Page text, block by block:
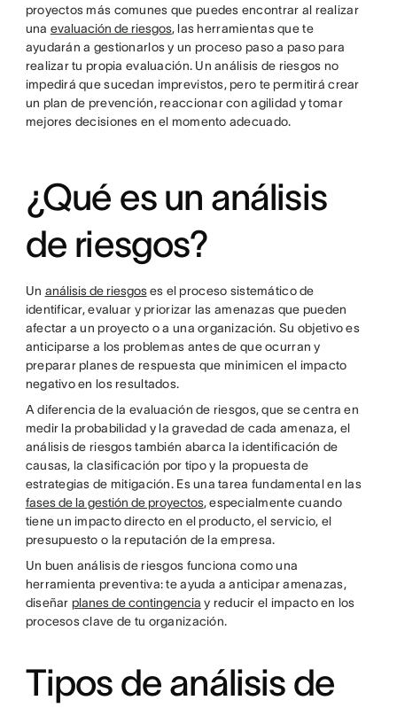
proyectos más comunes que puedes encontrar al realizar
una evaluación de riesgos, las herramientas que te
ayudarán a gestionarlos y un proceso paso a paso para
realizar tu propia evaluación. Un análisis de riesgos no
impedirá que sucedan imprevistos, pero te permitirá crear
un plan de prevención, reaccionar con agilidad y tomar
mejores decisiones en el momento adecuado.
¿Qué es un análisis
de riesgos?
Un análisis de riesgoses el proceso sistemático de
identificar, evaluar y priorizar las amenazas que pueden
afectar a un proyecto o a una organización. Su objetivo es
anticiparse a los problemas antes de que ocurran y
preparar planes de respuesta que minimicen el impacto
negativo en los resultados.
A diferencia de la evaluación de riesgos, que se centra en
medir la probabilidad y la gravedad de cada amenaza, el
análisis de riesgos también abarca la identificación de
causas, la clasificación por tipo y la propuesta de
estrategias de mitigación. Es una tarea fundamental en las
fases de la gestión de proyectos, especialmente cuando
tiene un impacto directo en el producto, el servicio, el
presupuesto o la reputación de la empresa.
Un buen análisis de riesgos funciona como una
herramienta preventiva: te ayuda a anticipar amenazas,
diseñar planes de contingencia y reducir el impacto en los
procesos clave de tu organización.
Tipos de análisis de